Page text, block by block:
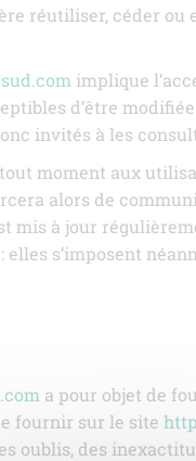
réutiliser, céder
implique
d’être
invités à les
moment aux
alors de
mis à jour
s’imposent
a pour objet de
fournir sur le site
oublis, des